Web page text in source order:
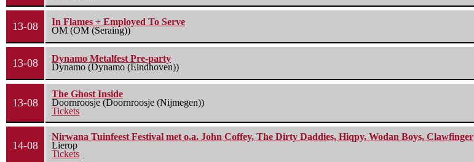
13-08
In Flames + Employed To Serve
OM (OM (Seraing))
13-08
Dynamo Metalfest Pre-party
Dynamo (Dynamo (Eindhoven))
13-08
The Ghost Inside
Doornroosje (Doornroosje (Nijmegen))
Tickets
14-08
Nirwana Tuinfeest Festival met o.a. John Coffey, The Dirty Daddies, Hiqpy, Wodan Boys, Clawfinger
Lierop
Tickets